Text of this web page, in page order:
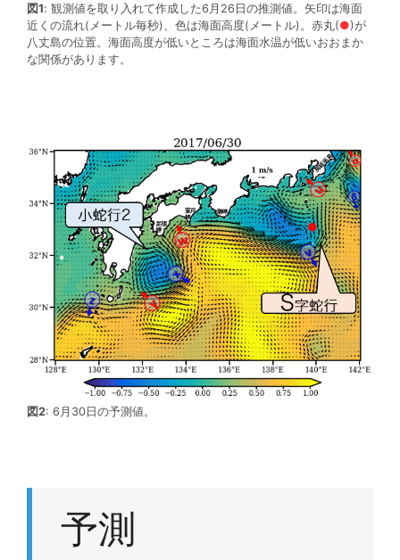
図1: 観測値を取り入れて作成した6月26日の推測値。矢印は海面
近くの流れ(メートル毎秒)、色は海面高度(メートル)。赤丸(●)が
八丈島の位置。海面高度が低いところは海面水温が低いおおまか
な関係があります。
図2: 6月30日の予測値。
予測